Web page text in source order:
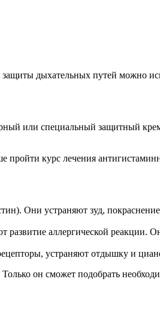
дыхательных путей можно
или специальный защитный
пройти курс лечения
Они устраняют зуд,
аллергической реакции.
устраняют отдышку и
он сможет подобрать